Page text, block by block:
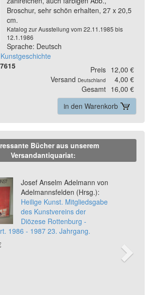
Broschur, sehr schön erhalten, 27 x 20,5
cm.
Katalog zur Ausstellung vom 22.11.1985 bis
12.1.1986
Sprache: Deutsch
7615 Preis 12,00 €
Versand Deutschland
4,00 €
Gesamt 16,00 €
in den Warenkorb
Bücher aus unserem
Versandantiquariat:
Josef Anselm Adelmann von
Adelmannsfelden (Hrsg.):
Heilige Kunst. Mitgliedsgabe
des Kunstvereins der
Diözese Rottenburg -
1986 - 1987 23. Jahrgang.